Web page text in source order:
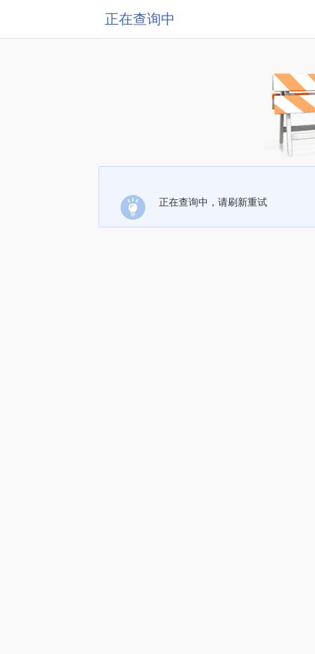
正在查询中
正在查询中，请刷新重试